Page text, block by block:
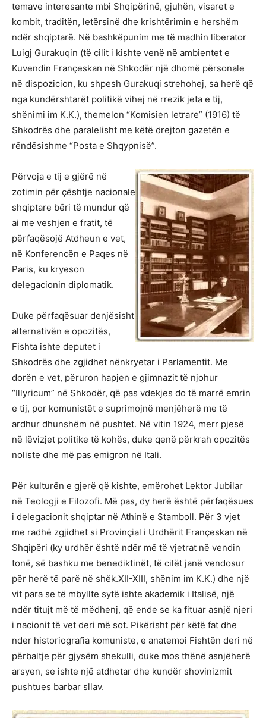
temave interesante mbi Shqipërinë, gjuhën, visaret e
kombit, traditën, letërsinë dhe krishtërimin e hershëm
ndër shqiptarë. Në bashkëpunim me të madhin liberator
Luigj Gurakuqin (të cilit i kishte venë në ambientet e
Kuvendin Françeskan në Shkodër një dhomë përsonale
në dispozicion, ku shpesh Gurakuqi strehohej, sa herë që
nga kundërshtarët politikë vihej në rrezik jeta e tij,
shënimi im K.K.), themelon “Komisien letrare” (1916) të
Shkodrës dhe paralelisht me këtë drejton gazetën e
rëndësishme “Posta e Shqypnisë”.
Përvoja e tij e gjërë në
zotimin për çështje nacionale
shqiptare bëri të mundur që
ai me veshjen e fratit, të
përfaqësojë Atdheun e vet,
në Konferencën e Paqes në
Paris, ku kryeson
delegacionin diplomatik.
Duke përfaqësuar denjësisht
alternativën e opozitës,
Fishta ishte deputet i
Shkodrës dhe zgjidhet nënkryetar i Parlamentit. Me
dorën e vet, përuron hapjen e gjimnazit të njohur
“Illyricum” në Shkodër, që pas vdekjes do të marrë emrin
e tij, por komunistët e suprimojnë menjëherë me të
ardhur dhunshëm në pushtet. Në vitin 1924, merr pjesë
në lëvizjet politike të kohës, duke qenë përkrah opozitës
noliste dhe më pas emigron në Itali.
Për kulturën e gjerë që kishte, emërohet Lektor Jubilar
në Teologji e Filozofi. Më pas, dy herë është përfaqësues
i delegacionit shqiptar në Athinë e Stamboll. Për 3 vjet
me radhë zgjidhet si Provinçial i Urdhërit Françeskan në
Shqipëri (ky urdhër është ndër më të vjetrat në vendin
tonë, së bashku me benediktinët, të cilët janë vendosur
për herë të parë në shëk.XII-XIII, shënim im K.K.) dhe një
vit para se të mbyllte sytë ishte akademik i Italisë, një
ndër titujt më të mëdhenj, që ende se ka fituar asnjë njeri
i nacionit të vet deri më sot. Pikërisht për këtë fat dhe
nder historiografia komuniste, e anatemoi Fishtën deri në
përbaltje për gjysëm shekulli, duke mos thënë asnjëherë
arsyen, se ishte një atdhetar dhe kundër shovinizmit
pushtues barbar sllav.